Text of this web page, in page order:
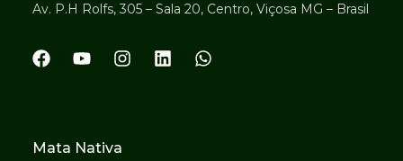
Av. P.H Rolfs, 305 – Sala 20, Centro, Viçosa MG – Brasil
Mata Nativa